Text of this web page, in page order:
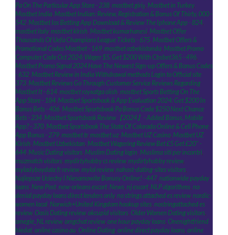
Pa On The Particular App Store - 238, mostbet giriş, Mostbet in Turkey,
Mostbet India, Mostbet Indian: Review, Registration & Bonus Of Thirty, 000 -
542, Mostbet Ios Betting App Download & Review The Iphone App - 824,
mostbet italy, mostbet kirish, Mostbet kumarhanesi, Mostbet Offer
Thousands Of Uefa Champions League Tickets - 675, Mostbet Offers &
Promotional Codes Mostbet - 169, mostbet ozbekistonda, Mostbet Promo
Computer Code Oct 2024: Wager $5, Get $200 With Cbsbet365 - 496,
Mostbet Promo Signal 2024 Have The Newest Sign-up Offers & Bonus Codes
- 632, Mostbet Review in India Withdrawal methods Login to Official site
373, Mostbet Reviews Go Through Customer Service Reviews Regarding
Mostbet It - 614, mostbet royxatga olish, ‎mostbet Sports Betting On The
App Store - 184, Mostbet Sportsbook & App Evaluation 2024: Get $200 In
Bonus Bets - 406, Mostbet Sportsbook Pa Bonus Code $250 Next Chance
Bets - 234, Mostbet Sportsbook Review【2024】- Added Bonus, Mobile
App? - 370, Mostbet Sportsbook The State Of Colorado Online & Cell Phone
App Bonus - 279, mostbet tr, mostbet uz, Mostbet UZ Casino, Mostbet UZ
Kirish, Mostbet Uzbekistan, Mostbet Wagering Review Bet £5 Get £20" -
644, Music Dating visitors, Muslim Dating login, Muslima siti per incontri,
muzmatch visitors, mydirtyhobby cs review, mydirtyhobby review,
myladyboydate fr review, mylol review, nahost-dating-sites visitors,
Najlepsze Uciechy I Niesamowite Bonusy Online! - 447, nationwide payday
loans, New Post, new-orleans escort, News, nj escort, NLP algorithms, no
denial payday loans direct lenders only, no strings attached es review, nordic-
women local, Norwich+United Kingdom hookup sites, nostringattached es
review, Oasis Dating review, okcupid visitors, Older Women Dating visitors,
omegle_NL review, omgchat review, one hour payday loans, Onenightfriend
hledat, online casino au, Online Dating, online direct payday loans, online